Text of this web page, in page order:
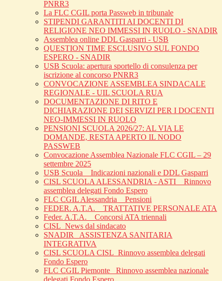
PNRR3
La FLC CGIL porta Passweb in tribunale
STIPENDI GARANTITI AI DOCENTI DI
RELIGIONE NEO IMMESSI IN RUOLO - SNADIR
Assemblea online DDL Gasparri - USB
QUESTION TIME ESCLUSIVO SUL FONDO
ESPERO - SNADIR
USB Scuola: apertura sportello di consulenza per
iscrizione al concorso PNRR3
CONVOCAZIONE ASSEMBLEA SINDACALE
REGIONALE - UIL SCUOLA RUA
DOCUMENTAZIONE DI RITO E
DICHIARAZIONE DEI SERVIZI PER I DOCENTI
NEO-IMMESSI IN RUOLO
PENSIONI SCUOLA 2026/27: AL VIA LE
DOMANDE, RESTA APERTO IL NODO
PASSWEB
Convocazione Assemblea Nazionale FLC CGIL – 29
settembre 2025
USB Scuola _ Indicazioni nazionali e DDL Gasparri
CISL SCUOLA ALESSANDRIA - ASTI _ Rinnovo
assemblea delegati Fondo Espero
FLC CGIL Alessandria _ Pensioni
FEDER. A.T.A. _ TRATTATIVE PERSONALE ATA
Feder. A.T.A. _ Concorsi ATA triennali
CISL_News dal sindacato
SNADIR_ ASSISTENZA SANITARIA
INTEGRATIVA
CISL SCUOLA CISL_Rinnovo assemblea delegati
Fondo Espero
FLC CGIL Piemonte _Rinnovo assemblea nazionale